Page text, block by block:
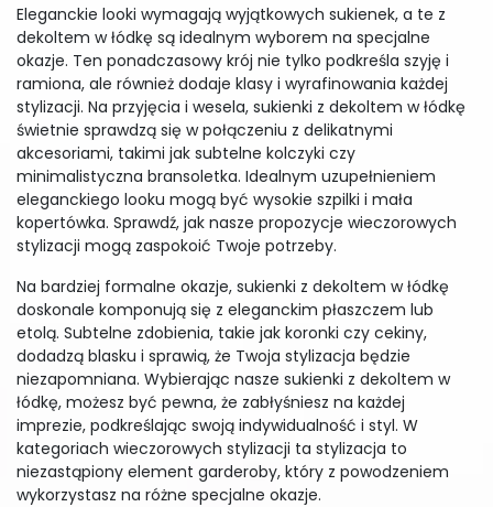
Eleganckie looki wymagają wyjątkowych sukienek, a te z
dekoltem w łódkę są idealnym wyborem na specjalne
okazje. Ten ponadczasowy krój nie tylko podkreśla szyję i
ramiona, ale również dodaje klasy i wyrafinowania każdej
stylizacji. Na przyjęcia i wesela, sukienki z dekoltem w łódkę
świetnie sprawdzą się w połączeniu z delikatnymi
akcesoriami, takimi jak subtelne kolczyki czy
minimalistyczna bransoletka. Idealnym uzupełnieniem
eleganckiego looku mogą być wysokie szpilki i mała
kopertówka. Sprawdź, jak nasze propozycje wieczorowych
stylizacji mogą zaspokoić Twoje potrzeby.
Na bardziej formalne okazje, sukienki z dekoltem w łódkę
doskonale komponują się z eleganckim płaszczem lub
etolą. Subtelne zdobienia, takie jak koronki czy cekiny,
dodadzą blasku i sprawią, że Twoja stylizacja będzie
niezapomniana. Wybierając nasze sukienki z dekoltem w
łódkę, możesz być pewna, że zabłyśniesz na każdej
imprezie, podkreślając swoją indywidualność i styl. W
kategoriach wieczorowych stylizacji ta stylizacja to
niezastąpiony element garderoby, który z powodzeniem
wykorzystasz na różne specjalne okazje.